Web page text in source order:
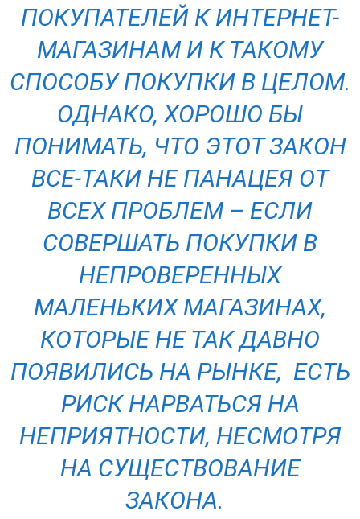
ПОКУПАТЕЛЕЙ К ИНТЕРНЕТ-
МАГАЗИНАМ И К ТАКОМУ
СПОСОБУ ПОКУПКИ В ЦЕЛОМ.
ОДНАКО, ХОРОШО БЫ
ПОНИМАТЬ, ЧТО ЭТОТ ЗАКОН
ВСЕ-ТАКИ НЕ ПАНАЦЕЯ ОТ
ВСЕХ ПРОБЛЕМ – ЕСЛИ
СОВЕРШАТЬ ПОКУПКИ В
НЕПРОВЕРЕННЫХ
МАЛЕНЬКИХ МАГАЗИНАХ,
КОТОРЫЕ НЕ ТАК ДАВНО
ПОЯВИЛИСЬ НА РЫНКЕ, ЕСТЬ
РИСК НАРВАТЬСЯ НА
НЕПРИЯТНОСТИ, НЕСМОТРЯ
НА СУЩЕСТВОВАНИЕ
ЗАКОНА.